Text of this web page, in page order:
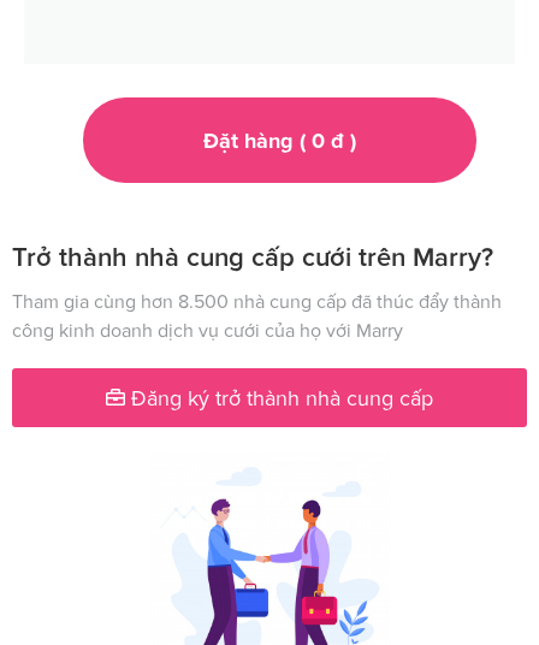
Đặt hàng ( 0đ )
Trở thành nhà cung cấp cưới trên Marry?
Tham gia cùng hơn 8.500 nhà cung cấp đã thúc đẩy thành
công kinh doanh dịch vụ cưới của họ với Marry
Đăng ký trở thành nhà cung cấp